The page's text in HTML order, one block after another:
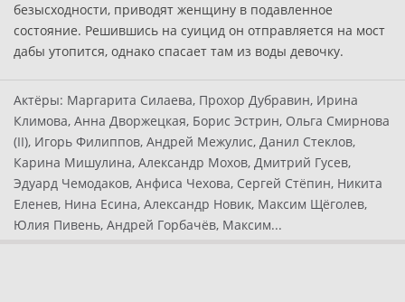
безысходности, приводят женщину в подавленное
состояние. Решившись на суицид он отправляется на мост
дабы утопится, однако спасает там из воды девочку.
Актёры: Маргарита Силаева, Прохор Дубравин, Ирина
Климова, Анна Дворжецкая, Борис Эстрин, Ольга Смирнова
(II), Игорь Филиппов, Андрей Межулис, Данил Стеклов,
Карина Мишулина, Александр Мохов, Дмитрий Гусев,
Эдуард Чемодаков, Анфиса Чехова, Сергей Стёпин, Никита
Еленев, Нина Есина, Александр Новик, Максим Щёголев,
Юлия Пивень, Андрей Горбачёв, Максим...